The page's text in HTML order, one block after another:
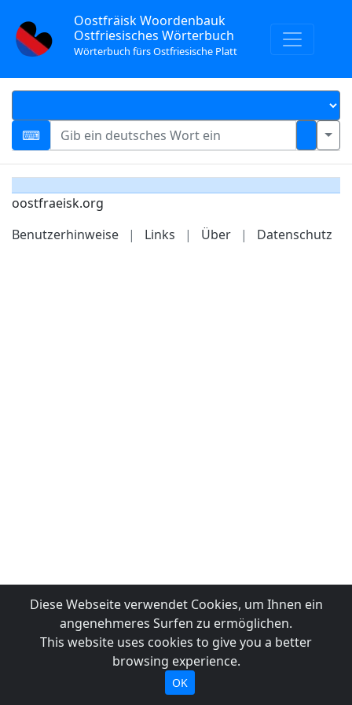
Oostfräisk Woordenbauk
Ostfriesisches Wörterbuch
Wörterbuch fürs Ostfriesische Platt
oostfraeisk.org
Benutzerhinweise
| Links | Über | Datenschutz
Diese Webseite verwendet Cookies, um Ihnen ein
angenehmeres Surfen zu ermöglichen.
This website uses cookies to give you a better
browsing experience.
OK